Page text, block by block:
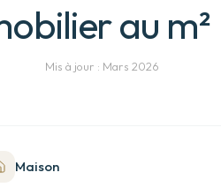
au m²
Mis à jour : Mars 2026
Maison